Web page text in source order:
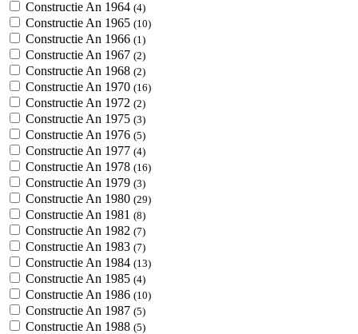
Constructie An 1964 (4)
Constructie An 1965 (10)
Constructie An 1966 (1)
Constructie An 1967 (2)
Constructie An 1968 (2)
Constructie An 1970 (16)
Constructie An 1972 (2)
Constructie An 1975 (3)
Constructie An 1976 (5)
Constructie An 1977 (4)
Constructie An 1978 (16)
Constructie An 1979 (3)
Constructie An 1980 (29)
Constructie An 1981 (8)
Constructie An 1982 (7)
Constructie An 1983 (7)
Constructie An 1984 (13)
Constructie An 1985 (4)
Constructie An 1986 (10)
Constructie An 1987 (5)
Constructie An 1988 (5)